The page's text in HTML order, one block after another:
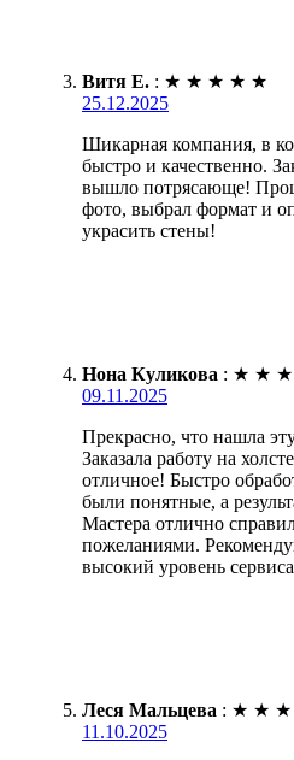
Витя Е. : ★ ★ ★ ★ ★
25.12.2025
Шикарная компания, в
быстро и качественно.
вышло потрясающе!
фото, выбрал формат и
украсить стены!
Нона Куликова : ★ ★ ★
09.11.2025
Прекрасно, что нашла
Заказала работу на
отличное! Быстро
были понятные, а
Мастера отлично
пожеланиями.
высокий уровень
Леся Мальцева : ★ ★ ★
11.10.2025